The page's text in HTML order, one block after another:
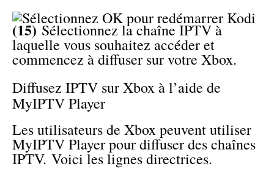
(15) Sélectionnez la chaîne IPTV à
laquelle vous souhaitez accéder et
commencez à diffuser sur votre Xbox.
Diffusez IPTV sur Xbox à l’aide de
MyIPTV Player
Les utilisateurs de Xbox peuvent utiliser
MyIPTV Player pour diffuser des chaînes
IPTV. Voici les lignes directrices.